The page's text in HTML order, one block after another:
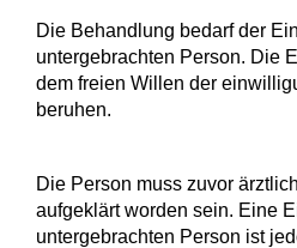
Die Behandlung bedarf der
untergebrachten Person. Die
dem freien Willen der
beruhen.
Die Person muss zuvor
aufgeklärt worden sein. Eine
untergebrachten Person ist